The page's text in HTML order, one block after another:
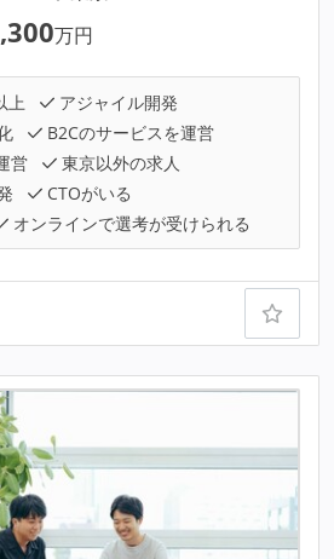
万円
上
アジャイル開発
B2Cのサービスを運営
営
東京以外の求人
CTOがいる
オンラインで選考が受けられる